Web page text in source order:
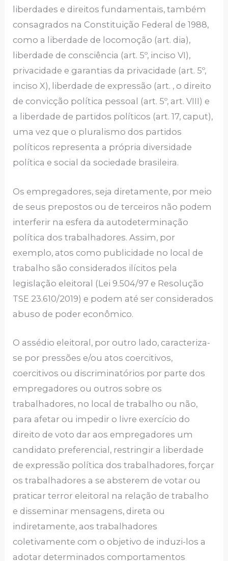
liberdades e direitos fundamentais, também
consagrados na Constituição Federal de 1988,
como a liberdade de locomoção (art. dia),
liberdade de consciência (art. 5º, inciso VI),
privacidade e garantias da privacidade (art. 5º,
inciso X), liberdade de expressão (art. , o direito
de convicção política pessoal (art. 5º, art. VIII) e
a liberdade de partidos políticos (art. 17, caput),
uma vez que o pluralismo dos partidos
políticos representa a própria diversidade
política e social da sociedade brasileira.
Os empregadores, seja diretamente, por meio
de seus prepostos ou de terceiros não podem
interferir na esfera da autodeterminação
política dos trabalhadores. Assim, por
exemplo, atos como publicidade no local de
trabalho são considerados ilícitos pela
legislação eleitoral (Lei 9.504/97 e Resolução
TSE 23.610/2019) e podem até ser considerados
abuso de poder econômico.
O assédio eleitoral, por outro lado, caracteriza-
se por pressões e/ou atos coercitivos,
coercitivos ou discriminatórios por parte dos
empregadores ou outros sobre os
trabalhadores, no local de trabalho ou não,
para afetar ou impedir o livre exercício do
direito de voto dar aos empregadores um
candidato preferencial, restringir a liberdade
de expressão política dos trabalhadores, forçar
os trabalhadores a se absterem de votar ou
praticar terror eleitoral na relação de trabalho
e disseminar mensagens, direta ou
indiretamente, aos trabalhadores
coletivamente com o objetivo de induzi-los a
adotar determinados comportamentos